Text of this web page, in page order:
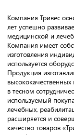
Компания Тривес
лет успешно
медицинской и
Компания имеет
изготовления
используется
Продукция
в тесном
используемый
лечебных,
расширяется и
качество товаров